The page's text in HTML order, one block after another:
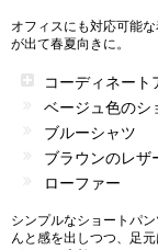
オフィスにも対応可能
が出て春夏向きに。
コーディネート
ベージュ色のシ
ブルーシャツ
ブラウンのレザ
ローファー
シンプルなショートパ
んと感を出しつつ、足